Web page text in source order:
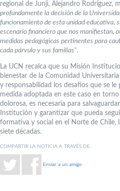
regional de Junji, Alejandro Rodríguez,
profundamente la decisión de la
funcionamiento de esta unidad educativa,
escenario financiero que nos manifiestan,
medidas pedagógicas pertinentes para
cada párvulo y sus familias”.
La UCN recalca que su Misión
bienestar de la Comunidad
y responsabilidad los desafíos que se le
medida adoptada en este caso en
dolorosa, es necesaria para
Institución y garantizar que pueda
formativa y social en el Norte de Chile,
siete décadas.
COMPARTIR LA NOTICIA A TRAVÉS DE:
Enviar a un amigo